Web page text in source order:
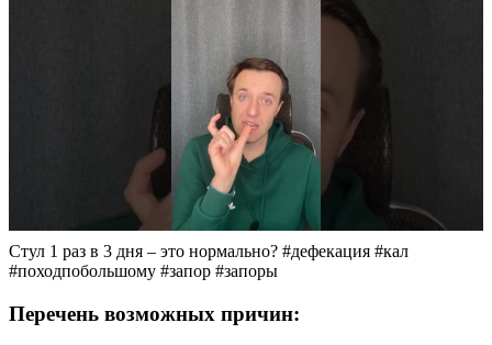
Стул 1 раз в 3 дня – это нормально? #дефекация #кал
#походпобольшому #запор #запоры
Перечень возможных причин: